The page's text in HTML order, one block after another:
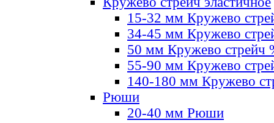
15-32 мм Кружево
34-45 мм Кружево
50 мм Кружево стрейч
55-90 мм Кружево
140-180 мм Кружево
Рюши
20-40 мм Рюши